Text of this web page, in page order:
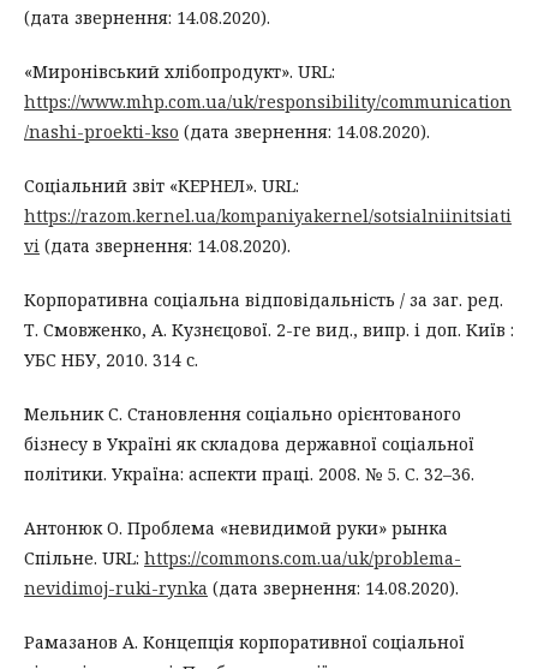
(дата звернення: 14.08.2020).
«Миронівський хлібопродукт». URL:
https://www.mhp.com.ua/uk/responsibility/communication
/nashi-proekti-kso (дата звернення: 14.08.2020).
Соціальний звіт «КЕРНЕЛ». URL:
https://razom.kernel.ua/kompaniyakernel/sotsialniinitsiati
vi (дата звернення: 14.08.2020).
Корпоративна соціальна відповідальність / за заг. ред.
Т. Смовженко, А. Кузнєцової. 2-ге вид., випр. і доп. Київ :
УБС НБУ, 2010. 314 с.
Мельник С. Становлення соціально орієнтованого
бізнесу в Україні як складова державної соціальної
політики. Україна: аспекти праці. 2008. № 5. С. 32–36.
Антонюк О. Проблема «невидимой руки» рынка
Спільне. URL: https://commons.com.ua/uk/problema-
nevidimoj-ruki-rynka (дата звернення: 14.08.2020).
Рамазанов А. Концепція корпоративної соціальної